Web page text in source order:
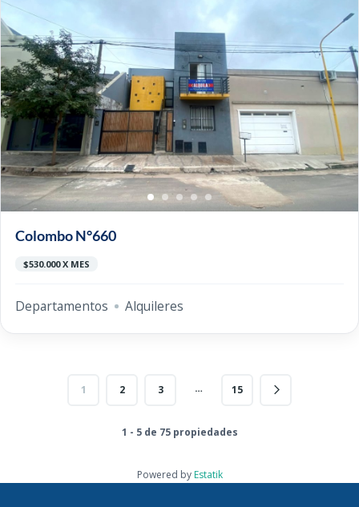
Colombo N°660
$530.000 X MES
Departamentos Alquileres
1 2 3 … 15
1 - 5 de 75 propiedades
Powered by Estatik